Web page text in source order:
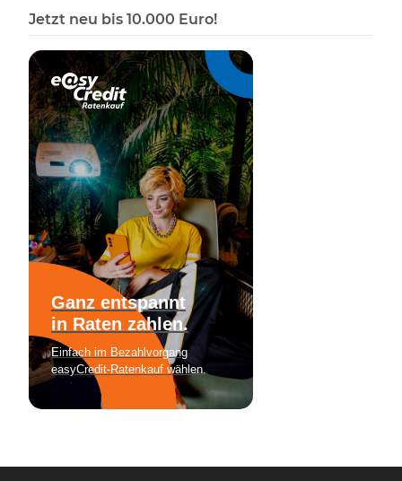
Jetzt neu bis 10.000 Euro!